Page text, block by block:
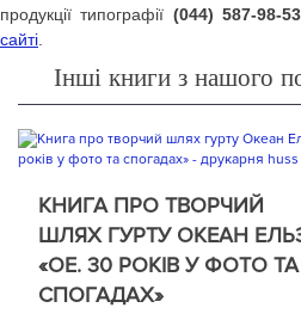
продукції типографії (044) 587-98-
сайті
Інші книги з нашого
КНИГА ПРО ТВОРЧИЙ
ШЛЯХ ГУРТУ ОКЕАН
«ОЕ. 30 РОКІВ У ФОТО ТА
СПОГАДАХ»